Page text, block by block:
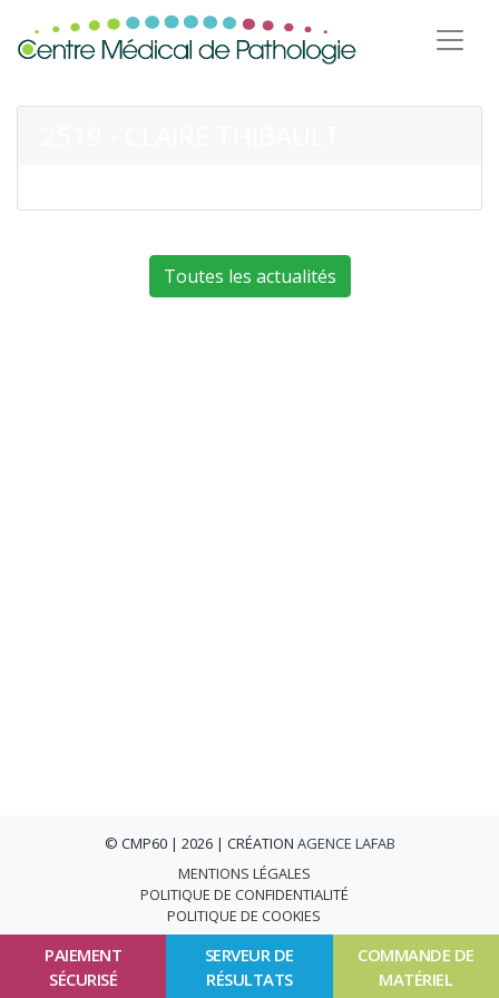
PAIEMENT
SÉCURISÉ
SERVEUR DE
RÉSULTATS
COMMANDE DE
MATÉRIEL
Toutes les actualités
© CMP60 | 2026 | CRÉATION AGENCE LAFAB
MENTIONS LÉGALES
POLITIQUE DE CONFIDENTIALITÉ
POLITIQUE DE COOKIES